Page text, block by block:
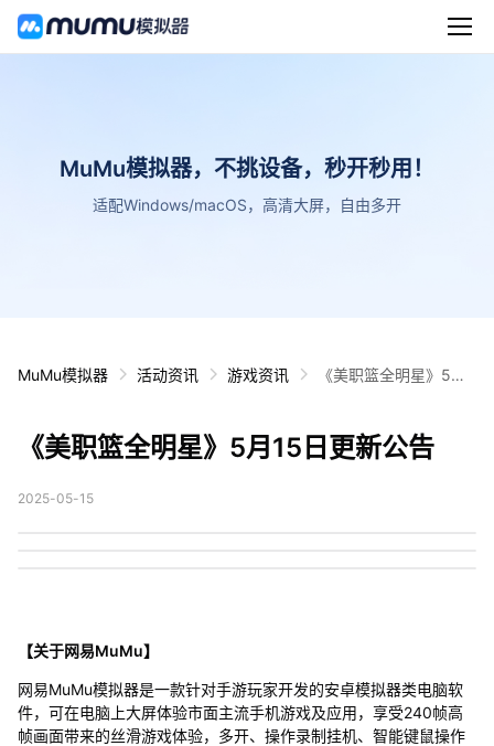
MuMu模拟器，不挑设备，秒开秒用！
适配Windows/macOS，高清大屏，自由多开
MuMu模拟器 活动资讯 游戏资讯
《美职篮全明星》5月1
《美职篮全明星》5月15日更新公告
2025-05-15
【关于网易MuMu】
网易MuMu模拟器是一款针对手游玩家开发的安卓模拟器类电脑软
件，可在电脑上大屏体验市面主流手机游戏及应用，享受240帧高
帧画面带来的丝滑游戏体验，多开、操作录制挂机、智能键鼠操作